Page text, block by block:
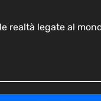
realtà legate al